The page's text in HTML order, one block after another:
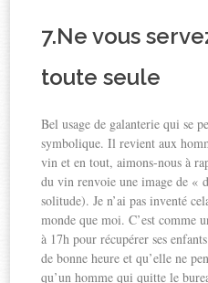
7.Ne vous
toute seule
Bel usage de galanterie qui se
symbolique. Il revient aux
vin et en tout, aimons-nous à
du vin renvoie une image de «
solitude). Je n’ai pas inventé
monde que moi. C’est comme
à 17h pour récupérer ses
de bonne heure et qu’elle ne
qu’un homme qui quitte le